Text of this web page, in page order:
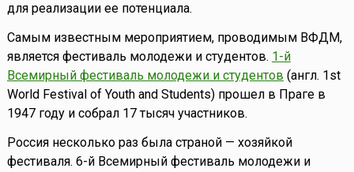
для реализации ее потенциала.
Самым известным мероприятием, проводимым ВФДМ,
является фестиваль молодежи и студентов. 1-й
Всемирный фестиваль молодежи и студентов (англ. 1st
World Festival of Youth and Students) прошел в Праге в
1947 году и собрал 17 тысяч участников.
Россия несколько раз была страной — хозяйкой
фестиваля. 6-й Всемирный фестиваль молодежи и